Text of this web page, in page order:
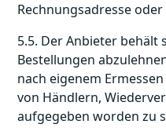
Rechnungsadresse
5.5. Der Anbieter behält
Bestellungen
nach eigenem
von Händlern,
aufgegeben worden zu